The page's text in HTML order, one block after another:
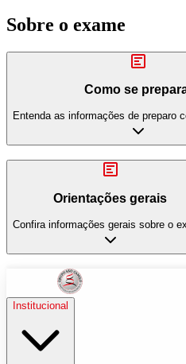
Sobre o exame
Como se
Entenda as informações de preparo
Orientações gerais
Confira informações gerais sobre o
Institucional